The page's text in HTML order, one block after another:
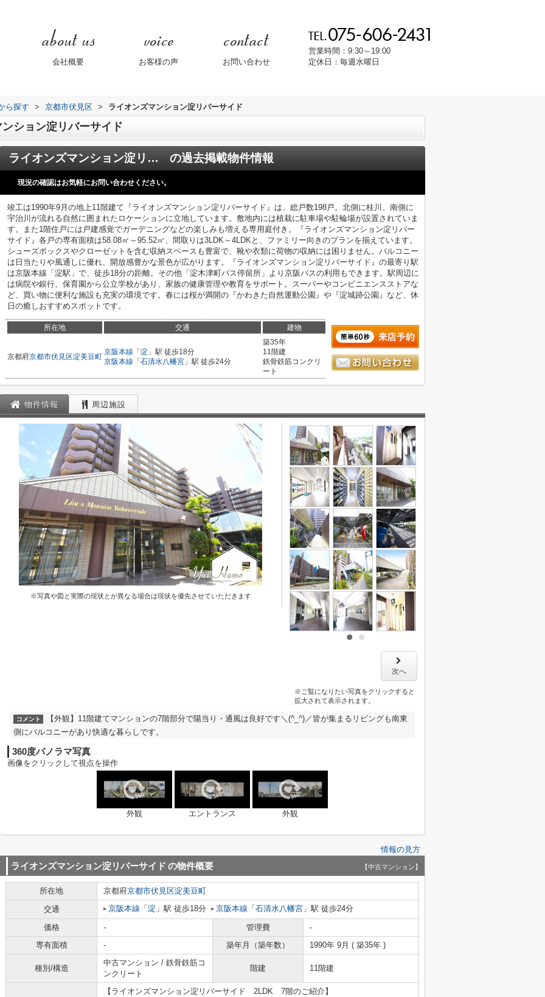
会社概要 お客様の声 お問い合わせ
営業時間：9:30～19:00
定休日：毎週水曜日
ら探す > 京都市伏見区 > ライオンズマンション淀リバーサイド
ション淀リバーサイド
ライオンズマンション淀リバーサイド の過去掲載物件情報
現況の確認はお気軽にお問い合わせください。
竣工は1990年9月の地上11階建て『ライオンズマンション淀リバーサイド』は、総戸数198戸。北側に桂川、南側に
宇治川が流れる自然に囲まれたロケーションに立地しています。敷地内には植栽に駐車場や駐輪場が設置されていま
す。また1階住戸には戸建感覚でガーデニングなどの楽しみも増える専用庭付き。『ライオンズマンション淀リバー
サイド』各戸の専有面積は58.08㎡～95.52㎡、間取りは3LDK～4LDKと、ファミリー向きのプランを揃えています。
シューズボックスやクローゼットを含む収納スペースも豊富で、靴や衣類に荷物の収納には困りません。バルコニー
は日当たりや風通しに優れ、開放感豊かな景色が広がります。『ライオンズマンション淀リバーサイド』の最寄り駅
は京阪本線「淀駅」で、徒歩18分の距離。その他「淀木津町バス停留所」より京阪バスの利用もできます。駅周辺に
は病院や銀行、保育園から公立学校があり、家族の健康管理や教育をサポート。スーパーやコンビニエンスストアな
ど、買い物に便利な施設も充実の環境です。春には桜が満開の『かわきた自然運動公園』や『淀城跡公園』など、休
日の癒しおすすめスポットです。
所在地 交通 建物
京都府京都市伏見区淀美豆町
京阪本線 「 淀 」駅 徒歩18分
京阪本線 「 石清水八幡宮 」駅 徒歩24分
築35年
11階建
鉄骨鉄筋コンクリ
ート
物件情報 周辺施設
※写真や図と実際の現状とが異なる場合は現状を優先させていただきます
次へ
※ご覧になりたい写真をクリックすると
拡大されて表示されます。
コメント
【外観】11階建てマンションの7階部分で陽当り・通風は良好です＼(^_^)／皆が集まるリビングも南東
側にバルコニーがあり快適な暮らしです。
360度パノラマ写真
画像をクリックして視点を操作
外観 エントランス 外観
情報の見方
ライオンズマンション淀リバーサイド の物件概要 【中古マンション】
所在地 京都府京都市伏見区淀美豆町
交通
京阪本線 「 淀 」駅 徒歩18分 京阪本線 「 石清水八幡宮 」駅 徒歩24分
価格 - 管理費
-
専有面積
- 築年月（築年数） 1990年 9月 ( 築35年 )
種別/構造
中古マンション / 鉄骨鉄筋コ
ンクリート
階建 11階建
【ライオンズマンション淀リバーサイド 2LDK 7階のご紹介】